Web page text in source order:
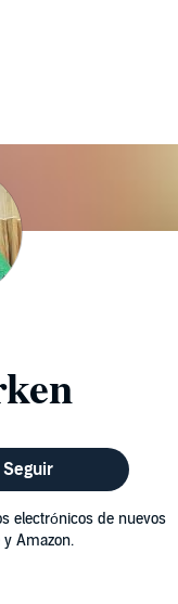
electrónicos de nuevos
Amazon.